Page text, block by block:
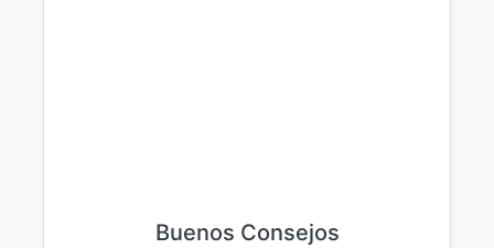
Buenos Consejos